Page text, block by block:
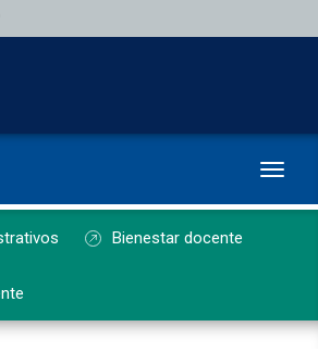
Bienestar docente